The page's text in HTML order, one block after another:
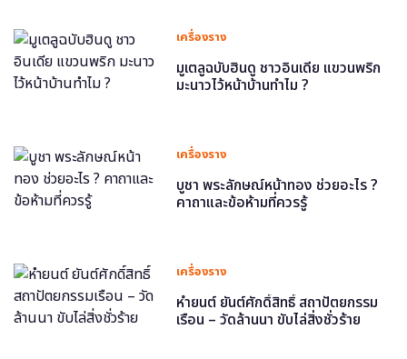
เครื่องราง
มูเตลูฉบับฮินดู ชาวอินเดีย แขวนพริก
มะนาวไว้หน้าบ้านทำไม ?
เครื่องราง
บูชา พระลักษณ์หน้าทอง ช่วยอะไร ?
คาถาและข้อห้ามที่ควรรู้
เครื่องราง
หำยนต์ ยันต์ศักดิ์สิทธิ์ สถาปัตยกรรม
เรือน – วัดล้านนา ขับไล่สิ่งชั่วร้าย